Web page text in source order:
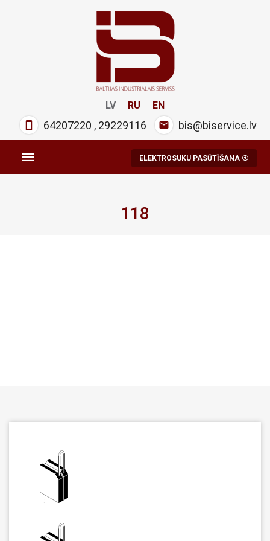
LV RU EN
64207220 , 29229116 bis@biservice.lv
ELEKTROSUKU PASŪTĪŠANA
118